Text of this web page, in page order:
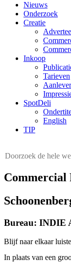
Nieuws
Onderzoek
Creatie
Inkoop
Tarieven
SpotDeli
English
TIP
Bureau: INDIE
Blijf naar elkaar
In plaats van een